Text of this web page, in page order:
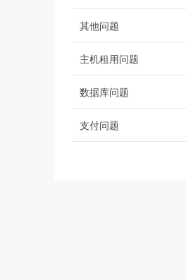
其他问题
主机租用问题
数据库问题
支付问题